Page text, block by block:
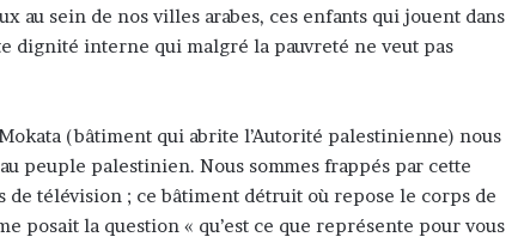
au sein de nos villes arabes, ces enfants qui jouent dans
dignité interne qui malgré la pauvreté ne veut pas
(bâtiment qui abrite l’Autorité palestinienne) nous
peuple palestinien. Nous sommes frappés par cette
de télévision ; ce bâtiment détruit où repose le corps de
posait la question « qu’est ce que représente pour vous